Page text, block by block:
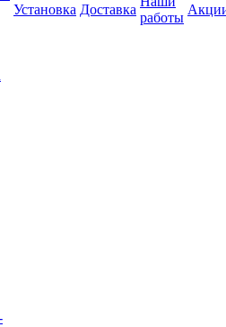
Установка Доставка
работы